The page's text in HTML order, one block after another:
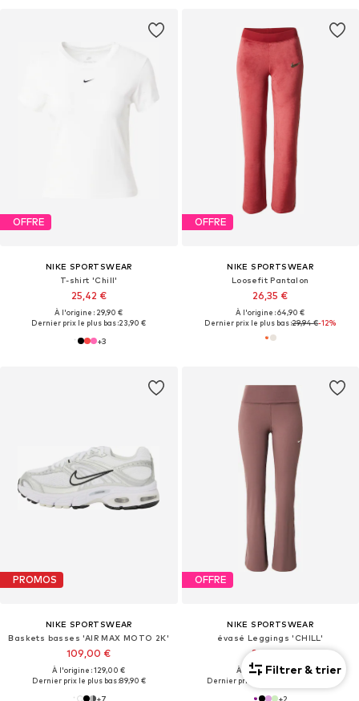
OFFRE
NIKE SPORTSWEAR
T-shirt 'Chill'
25,42 €
À l'origine : 29,90 €
Dernier prix le plus bas :23,90 €
+3
OFFRE
NIKE SPORTSWEAR
Loosefit Pantalon
26,35 €
À l'origine : 64,90 €
Dernier prix le plus bas :29,94 €-12%
PROMOS
NIKE SPORTSWEAR
Baskets basses 'AIR MAX MOTO 2K'
109,00 €
À l'origine : 129,00 €
Dernier prix le plus bas :89,90 €
+7
OFFRE
NIKE SPORTSWEAR
évasé Leggings 'CHILL'
24,70 €
À l'origine : 59,90 €
Dernier prix le plus bas :
+2
Filtrer & trier